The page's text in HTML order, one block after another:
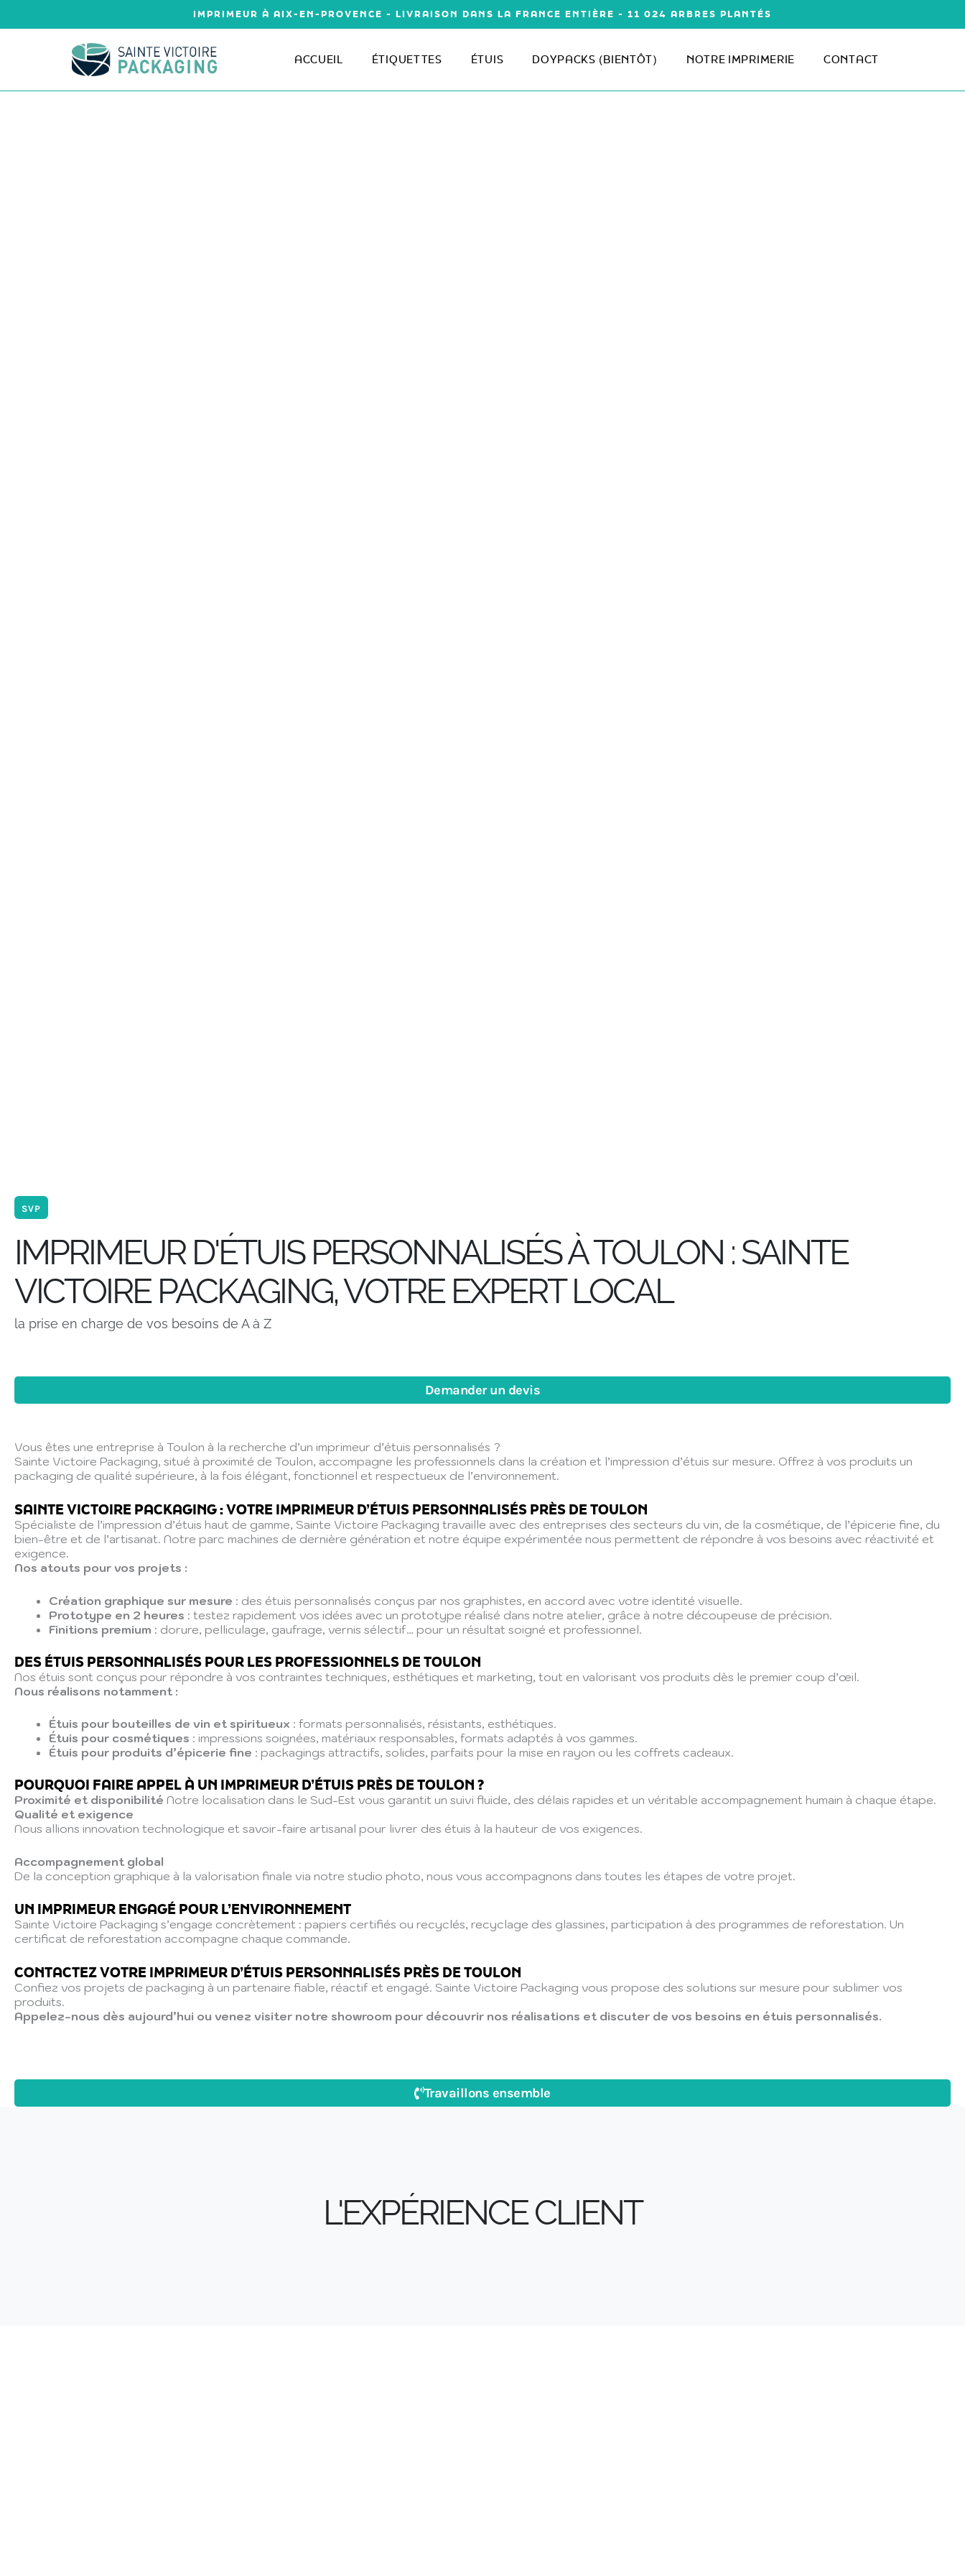
IMPRIMEUR À AIX-EN-PROVENCE - LIVRAISON DANS LA FRANCE ENTIÈRE - 11 024 ARBRES PLANTÉS
ACCUEIL ÉTIQUETTES ÉTUIS DOYPACKS (BIENTÔT) NOTRE IMPRIMERIE CONTACT
SVP
IMPRIMEUR D'ÉTUIS PERSONNALISÉS À TOULON : SAINTE
VICTOIRE PACKAGING, VOTRE EXPERT LOCAL
la prise en charge de vos besoins de A à Z
Demander un devis
Vous êtes une entreprise à Toulon à la recherche d’un imprimeur d’étuis personnalisés ?
Sainte Victoire Packaging, situé à proximité de Toulon, accompagne les professionnels dans la création et l’impression d’étuis sur mesure. Offrez à vos produits un
packaging de qualité supérieure, à la fois élégant, fonctionnel et respectueux de l’environnement.
SAINTE VICTOIRE PACKAGING : VOTRE IMPRIMEUR D’ÉTUIS PERSONNALISÉS PRÈS DE TOULON
Spécialiste de l’impression d’étuis haut de gamme, Sainte Victoire Packaging travaille avec des entreprises des secteurs du vin, de la cosmétique, de l’épicerie fine, du
bien-être et de l’artisanat. Notre parc machines de dernière génération et notre équipe expérimentée nous permettent de répondre à vos besoins avec réactivité et
exigence.
Nos atouts pour vos projets :
Création graphique sur mesure : des étuis personnalisés conçus par nos graphistes, en accord avec votre identité visuelle.
Prototype en 2 heures : testez rapidement vos idées avec un prototype réalisé dans notre atelier, grâce à notre découpeuse de précision.
Finitions premium : dorure, pelliculage, gaufrage, vernis sélectif… pour un résultat soigné et professionnel.
DES ÉTUIS PERSONNALISÉS POUR LES PROFESSIONNELS DE TOULON
Nos étuis sont conçus pour répondre à vos contraintes techniques, esthétiques et marketing, tout en valorisant vos produits dès le premier coup d’œil.
Nous réalisons notamment :
Étuis pour bouteilles de vin et spiritueux : formats personnalisés, résistants, esthétiques.
Étuis pour cosmétiques : impressions soignées, matériaux responsables, formats adaptés à vos gammes.
Étuis pour produits d’épicerie fine : packagings attractifs, solides, parfaits pour la mise en rayon ou les coffrets cadeaux.
POURQUOI FAIRE APPEL À UN IMPRIMEUR D’ÉTUIS PRÈS DE TOULON ?
Proximité et disponibilité Notre localisation dans le Sud-Est vous garantit un suivi fluide, des délais rapides et un véritable accompagnement humain à chaque étape.
Qualité et exigence
Nous allions innovation technologique et savoir-faire artisanal pour livrer des étuis à la hauteur de vos exigences.
Accompagnement global
De la conception graphique à la valorisation finale via notre studio photo, nous vous accompagnons dans toutes les étapes de votre projet.
UN IMPRIMEUR ENGAGÉ POUR L’ENVIRONNEMENT
Sainte Victoire Packaging s’engage concrètement : papiers certifiés ou recyclés, recyclage des glassines, participation à des programmes de reforestation. Un
certificat de reforestation accompagne chaque commande.
CONTACTEZ VOTRE IMPRIMEUR D’ÉTUIS PERSONNALISÉS PRÈS DE TOULON
Confiez vos projets de packaging à un partenaire fiable, réactif et engagé. Sainte Victoire Packaging vous propose des solutions sur mesure pour sublimer vos
produits.
Appelez-nous dès aujourd’hui ou venez visiter notre showroom pour découvrir nos réalisations et discuter de vos besoins en étuis personnalisés.
Travaillons ensemble
L'EXPÉRIENCE CLIENT